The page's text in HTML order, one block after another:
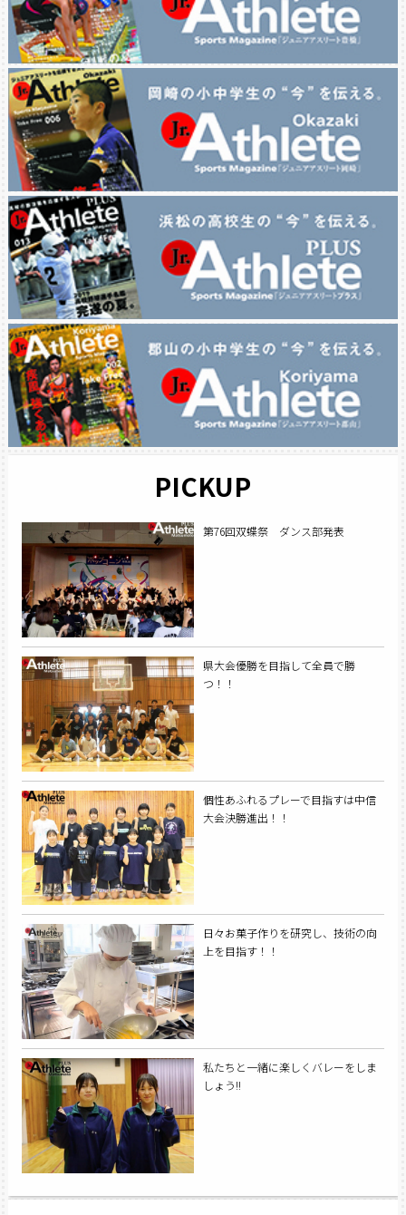
PICKUP
第76回双蝶祭 ダンス部発表
県大会優勝を目指して全員で勝
つ！！
個性あふれるプレーで目指すは中信
大会決勝進出！！
日々お菓子作りを研究し、技術の向
上を目指す！！
私たちと一緒に楽しくバレーをしま
しょう!!